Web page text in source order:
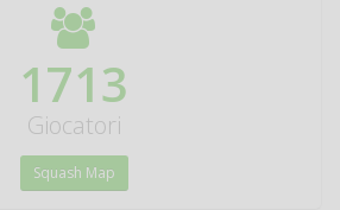
1903
Giocatori
Squash Map